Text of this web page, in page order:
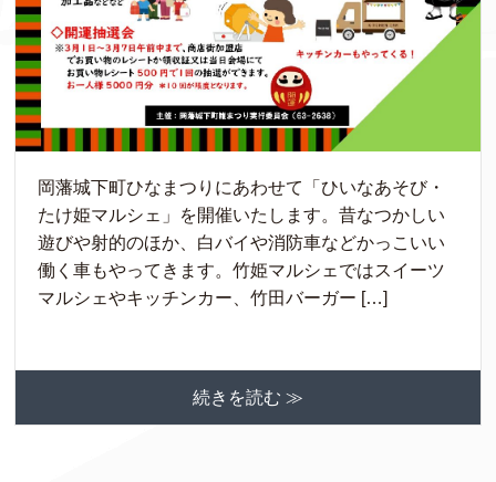
岡藩城下町ひなまつりにあわせて「ひいなあそび・
たけ姫マルシェ」を開催いたします。昔なつかしい
遊びや射的のほか、白バイや消防車などかっこいい
働く車もやってきます。竹姫マルシェではスイーツ
マルシェやキッチンカー、竹田バーガー […]
続きを読む ≫